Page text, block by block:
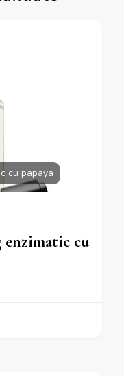
cu papaya
enzimatic cu